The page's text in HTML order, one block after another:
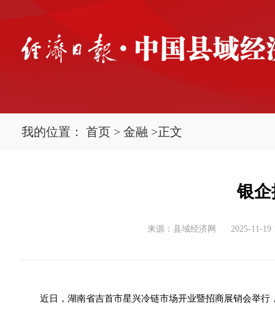
我的位置： 首页 > 金融 >正文
银企
来源：县域经济网 2025-11-19
近日，湖南省吉首市星兴冷链市场开业暨招商展销会举